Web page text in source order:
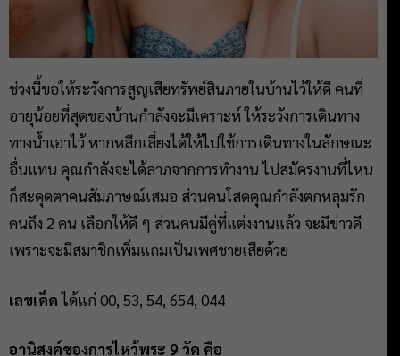
ช่วงนี้ขอให้ระวังการสูญเสียทรัพย์สินภายในบ้านไว้ให้ดี คนที่
อายุน้อยที่สุดของบ้านกำลังจะมีเคราะห์ ให้ระวังการเดินทาง
ทางน้ำเอาไว้ หากหลีกเลี่ยงได้ให้ไปใช้การเดินทางในลักษณะ
อื่นแทน คุณกำลังจะได้ลาภจากการทำงาน ไปสมัครงานที่ไหน
ก็สะดุดตาคนสัมภาษณ์เสมอ ส่วนคนโสดคุณกำลังตกหลุมรัก
คนถึง 2 คน เลือกให้ดี ๆ ส่วนคนมีคู่ที่แต่งงานแล้ว จะมีข่าวดี
เพราะจะมีสมาชิกเพิ่มแถมเป็นเพศชายเสียด้วย
เลขเด็ดได้แก่ 00, 53, 54, 654, 044
อานิสงค์ของการไหว้พระ 9 วัด คือ